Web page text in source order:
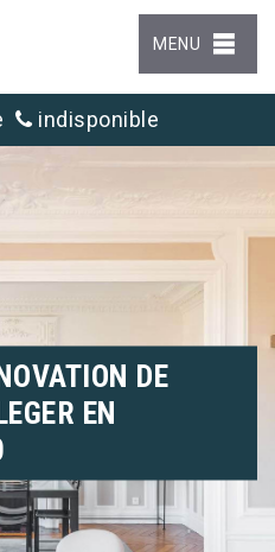
MENU
indisponible
DE
EN